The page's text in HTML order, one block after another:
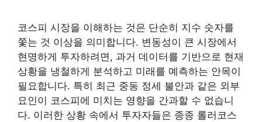
코스피 시장을 이해하는 것은 단순히 지수 숫자를
쫓는 것 이상을 의미합니다. 변동성이 큰 시장에서
현명하게 투자하려면, 과거 데이터를 기반으로 현재
상황을 냉철하게 분석하고 미래를 예측하는 안목이
필요합니다. 특히 최근 중동 정세 불안과 같은 외부
요인이 코스피에 미치는 영향을 간과할 수 없습니
다. 이러한 상황 속에서 투자자들은 종종 롤러코스